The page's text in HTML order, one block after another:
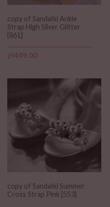
copy of Sandałki Ankle
Strap High Silver Glitter
[861]
copy of Sandałki Summer
Cross Strap Pink [553]